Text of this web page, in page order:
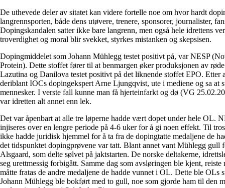
De uthevede deler av sitatet kan videre fortelle noe om hvor hardt
langrennsporten, både dens utøvere, trenere, sponsorer, journalister,
Dopingskandalen satter ikke bare langrenn, men også hele idrettens
troverdighet og moral blir svekket, styrkes mistanken og skepsisen.
Dopingmiddelet som Johann Mühlegg testet positivt på, var NESP
Protein). Dette stoffet fører til at benmargen øker produksjonen av
Lazutina og Danilova testet positivt på det liknende stoffet EPO. Etter
deriblant IOCs dopingekspert Arne Ljungqvist, ute i mediene og sa at
mennesker. I verste fall kunne man få hjerteinfarkt og dø (VG
var idretten alt annet enn lek.
Det var åpenbart at alle tre løperne hadde vært dopet under hele OL.
injiseres over en lengre periode på 4-6 uker for å gi noen effekt. Til
ikke hadde juridisk hjemmel for å ta fra de dopingtatte medaljene de
det tidspunktet dopingprøvene var tatt. Blant annet vant Mühlegg gull
Alsgaard, som delte sølvet på jaktstarten. De norske deltakerne,
seg urettmessig forbigått. Samme dag som avsløringen ble kjent,
måtte fratas de andre medaljene de hadde vunnet i OL. Dette ble OLs
Johann Mühlegg ble bokført med to gull, noe som gjorde ham til den